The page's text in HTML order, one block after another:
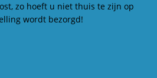
zo hoeft u niet thuis te zijn op
wordt bezorgd!